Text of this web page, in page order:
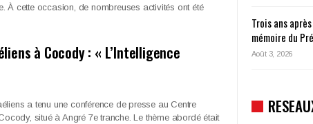
À cette occasion, de nombreuses activités ont été
à Cocody : « L’Intelligence
a tenu une conférence de presse au Centre
situé à Angré 7e tranche. Le thème abordé était
Trois ans
mémoire du
Août 3, 2026